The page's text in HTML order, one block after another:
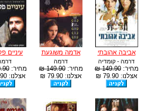
אביבה אהובתי
דרמה - קומדיה
מחיר:149.90 ₪
אצלנו: 79.90 ₪
אדמה משוגעת
דרמה
מחיר:149.90 ₪
אצלנו: 79.90 ₪
עיניים
מחיר:₪
אצלנו: 99.90 ₪